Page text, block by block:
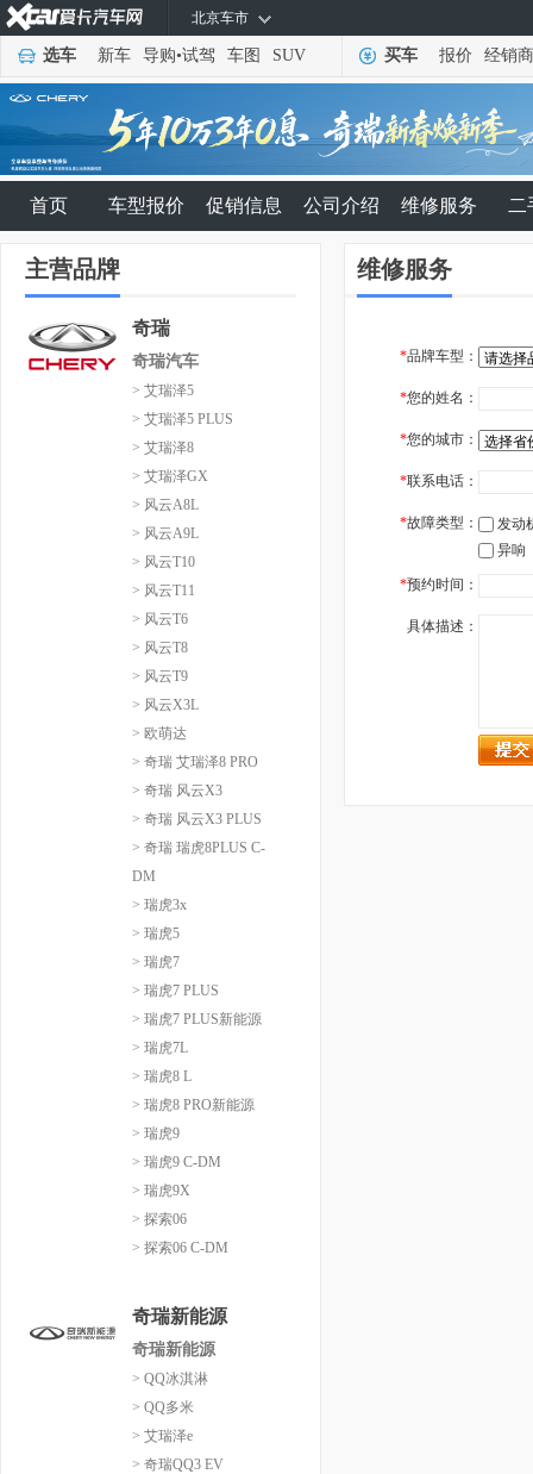
北京车市
选车 新车 导购•试驾 车图 SUV 买车 报价 经销商
首页 车型报价 促销信息 公司介绍 维修服务 二
维修服务
*品牌车型：
*您的姓名：
*您的城市：
*联系电话：
*故障类型：
发动
异响
*预约时间：
具体描述：
主营品牌
奇瑞
奇瑞汽车
> 艾瑞泽5
> 艾瑞泽5 PLUS
> 艾瑞泽8
> 艾瑞泽GX
> 风云A8L
> 风云A9L
> 风云T10
> 风云T11
> 风云T6
> 风云T8
> 风云T9
> 风云X3L
> 欧萌达
> 奇瑞 艾瑞泽8 PRO
> 奇瑞 风云X3
> 奇瑞 风云X3 PLUS
> 奇瑞 瑞虎8PLUS C-
DM
> 瑞虎3x
> 瑞虎5
> 瑞虎7
> 瑞虎7 PLUS
> 瑞虎7 PLUS新能源
> 瑞虎7L
> 瑞虎8 L
> 瑞虎8 PRO新能源
> 瑞虎9
> 瑞虎9 C-DM
> 瑞虎9X
> 探索06
> 探索06 C-DM
奇瑞新能源
奇瑞新能源
> QQ冰淇淋
> QQ多米
> 艾瑞泽e
> 奇瑞QQ3 EV